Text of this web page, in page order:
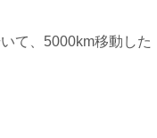
て、5000km移動した